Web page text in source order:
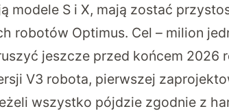
modele S i X, mają zostać
robotów Optimus. Cel – milion
jeszcze przed końcem 2026
V3 robota, pierwszej
wszystko pójdzie zgodnie z